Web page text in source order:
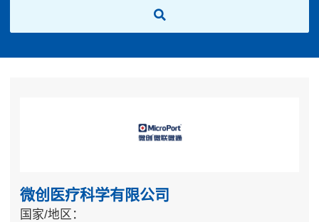
微创医疗科学有限公司
国家/地区：